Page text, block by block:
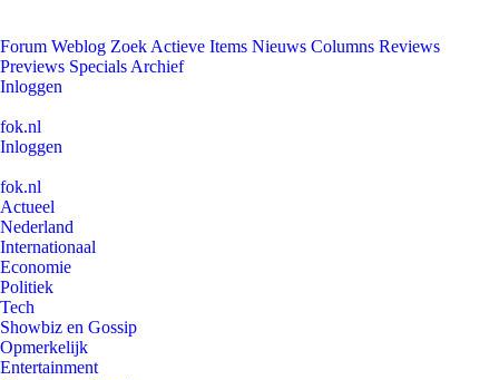
Forum Weblog Zoek Actieve Items Nieuws Columns Reviews
Previews Specials Archief
Inloggen
fok.nl
Inloggen
fok.nl
Actueel
Nederland
Internationaal
Economie
Politiek
Tech
Showbiz en Gossip
Opmerkelijk
Entertainment